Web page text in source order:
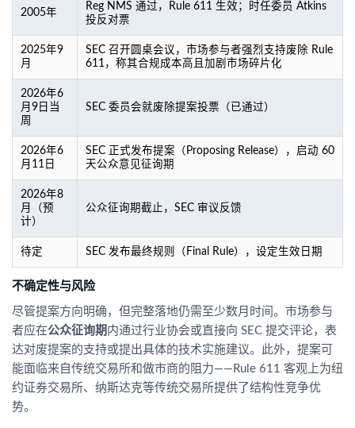
2005年
Reg NMS 通过，Rule 611 生效；时任委员 Atkins
投反对票
2025年9
月
SEC 召开圆桌会议，市场参与者强烈支持废除 Rule
611，称其合规成本高且加剧市场碎片化
2026年6
月9日当
周
SEC 委员会就废除提案投票（已通过）
2026年6
月11日
SEC 正式发布提案（Proposing Release），启动 60
天公众意见征询期
2026年8
月（预
计）
公众征询期截止，SEC 审议反馈
待定 SEC 发布最终规则（Final Rule），设定生效日期
不确定性与风险
尽管提案方向明确，但完整落地仍需至少数月时间。市场参与
者应在公众征询期 内通过行业协会或直接向 SEC 提交评论，表
达对废提案的支持或提出具体的技术实施建议。此外，提案可
能面临来自传统交易所和做市商的阻力——Rule 611 客观上为纽
约证券交易所、纳斯达克等传统交易所提供了结构性竞争优
势。